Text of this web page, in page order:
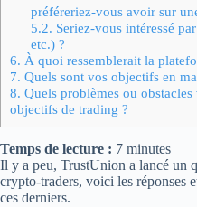
préféreriez-vous avoir sur
5.2. Seriez-vous intéressé
etc.) ?
6. À quoi ressemblerait la
7. Quels sont vos objectifs en
8. Quels problèmes ou
objectifs de trading ?
Temps de lecture : 7 minutes
Il y a peu, TrustUnion a lancé un
crypto-traders, voici les réponses
ces derniers.